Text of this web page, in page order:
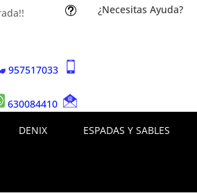
t ¿Necesitas Ayuda?
957517033
630084410
DENIX ESPADAS Y SABLES